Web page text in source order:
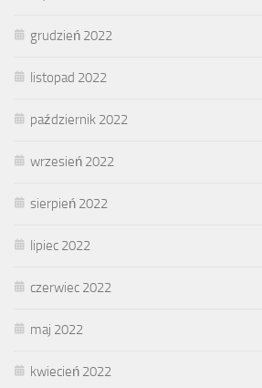
grudzień 2022
listopad 2022
październik 2022
wrzesień 2022
sierpień 2022
lipiec 2022
czerwiec 2022
maj 2022
kwiecień 2022